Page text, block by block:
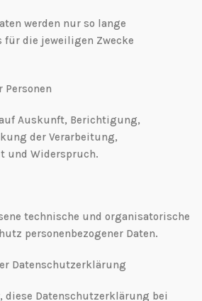
werden nur so lange
für die jeweiligen Zwecke
Personen
Auskunft, Berichtigung,
der Verarbeitung,
und Widerspruch.
technische und organisatorische
personenbezogener Daten.
Datenschutzerklärung
diese Datenschutzerklärung bei